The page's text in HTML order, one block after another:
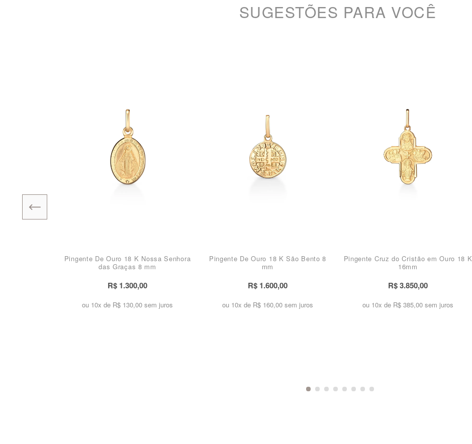
SUGESTÕES PARA VOCÊ
Pingente De Ouro 18 K Nossa Senhora
das Graças 8 mm
R$ 1.300,00
ou 10x de R$ 130,00 sem juros
Pingente De Ouro 18 K São Bento 8
mm
R$ 1.600,00
ou 10x de R$ 160,00 sem juros
Pingente Cruz do Cristão em Ouro 18 K
16mm
R$ 3.850,00
ou 10x de R$ 385,00 sem juros